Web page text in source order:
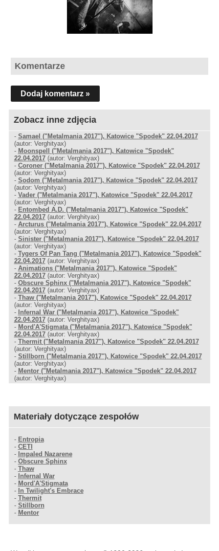
Komentarze
Dodaj komentarz »
Zobacz inne zdjęcia
- Samael ("Metalmania 2017"), Katowice "Spodek" 22.04.2017
(autor: Verghityax)
- Moonspell ("Metalmania 2017"), Katowice "Spodek"
22.04.2017(autor: Verghityax)
- Coroner ("Metalmania 2017"), Katowice "Spodek" 22.04.2017
(autor: Verghityax)
- Sodom ("Metalmania 2017"), Katowice "Spodek" 22.04.2017
(autor: Verghityax)
- Vader ("Metalmania 2017"), Katowice "Spodek" 22.04.2017
(autor: Verghityax)
- Entombed A.D. ("Metalmania 2017"), Katowice "Spodek"
22.04.2017(autor: Verghityax)
- Arcturus ("Metalmania 2017"), Katowice "Spodek" 22.04.2017
(autor: Verghityax)
- Sinister ("Metalmania 2017"), Katowice "Spodek" 22.04.2017
(autor: Verghityax)
- Tygers Of Pan Tang ("Metalmania 2017"), Katowice "Spodek"
22.04.2017(autor: Verghityax)
- Animations ("Metalmania 2017"), Katowice "Spodek"
22.04.2017(autor: Verghityax)
- Obscure Sphinx ("Metalmania 2017"), Katowice "Spodek"
22.04.2017(autor: Verghityax)
- Thaw ("Metalmania 2017"), Katowice "Spodek" 22.04.2017
(autor: Verghityax)
- Infernal War ("Metalmania 2017"), Katowice "Spodek"
22.04.2017(autor: Verghityax)
- Mord'A'Stigmata ("Metalmania 2017"), Katowice "Spodek"
22.04.2017(autor: Verghityax)
- Thermit ("Metalmania 2017"), Katowice "Spodek" 22.04.2017
(autor: Verghityax)
- Stillborn ("Metalmania 2017"), Katowice "Spodek" 22.04.2017
(autor: Verghityax)
- Mentor ("Metalmania 2017"), Katowice "Spodek" 22.04.2017
(autor: Verghityax)
Materiały dotyczące zespołów
- Entropia
- CETI
- Impaled Nazarene
- Obscure Sphinx
- Thaw
- Infernal War
- Mord'A'Stigmata
- In Twilight's Embrace
- Thermit
- Stillborn
- Mentor